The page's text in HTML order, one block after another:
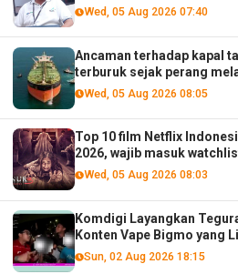
Wed, 05 Aug 2026 07:40
Ancaman terhadap kapal
terburuk sejak perang
menurut analis
Wed, 05 Aug 2026 08:05
Top 10 film Netflix
2026, wajib masuk
Wed, 05 Aug 2026 08:03
Komdigi Layangkan
Konten Vape Bigmo yang
Sun, 02 Aug 2026 18:15